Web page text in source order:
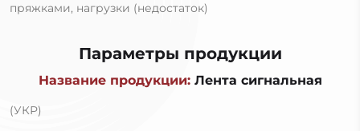
пряжками, нагрузки (недостаток)
Параметры продукции
Название продукции:Лента сигнальная
(УКР)